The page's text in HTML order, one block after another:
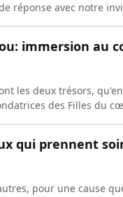
réponse avec notre
immersion au
les deux trésors,
des Filles du
qui prennent
pour une cause